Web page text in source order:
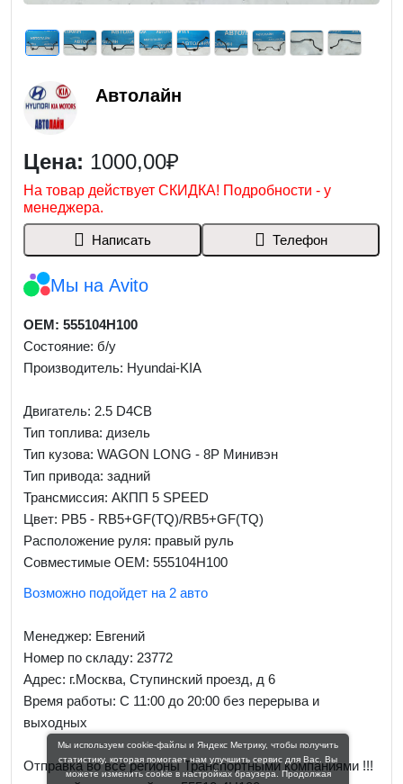
Автолайн
Цена: 1000,00₽
На товар действует СКИДКА! Подробности - у
менеджера.
Написать Телефон
Мы на Avito
OEM: 555104H100
Состояние: б/у
Производитель: Hyundai-KIA
Двигатель: 2.5 D4CB
Тип топлива: дизель
Тип кузова: WAGON LONG - 8P Минивэн
Тип привода: задний
Трансмиссия: AКПП 5 SPEED
Цвет: PB5 - RB5+GF(TQ)/RB5+GF(TQ)
Расположение руля: правый руль
Совместимые OEM: 555104H100
Возможно подойдет на 2 авто
Менеджер: Евгений
Номер по складу: 23772
Адрес: г.Москва, Ступинский проезд, д 6
Время работы: С 11:00 до 20:00 без перерыва и
выходных
Отправка во все регионы Транспортными компаниями !!!
Мы используем cookie-файлы и Яндекс Метрику, чтобы получить
статистику, которая помогает нам улучшить сервис для Вас. Вы
можете изменить cookie в настройках браузера. Продолжая